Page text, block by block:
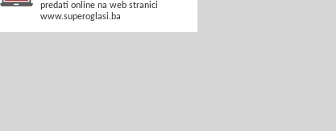
predati online na web stranici
www.superoglasi.ba